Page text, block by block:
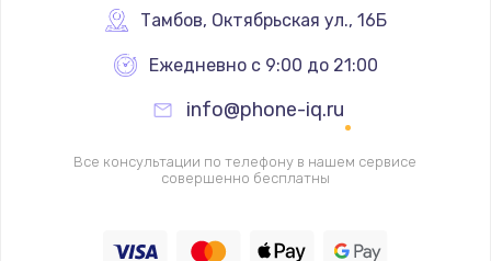
Замена элемента
1190 руб.
Заказать
1330 руб.
Тамбов, Октябрьская ул., 16Б
Ежедневно с 9:00 до 21:00
info@phone-iq.ru
Все консультации по телефону в нашем сервисе
совершенно бесплатны